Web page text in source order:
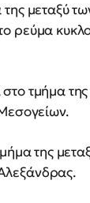
μεταξύ
ρεύμα
τμήμα της
της